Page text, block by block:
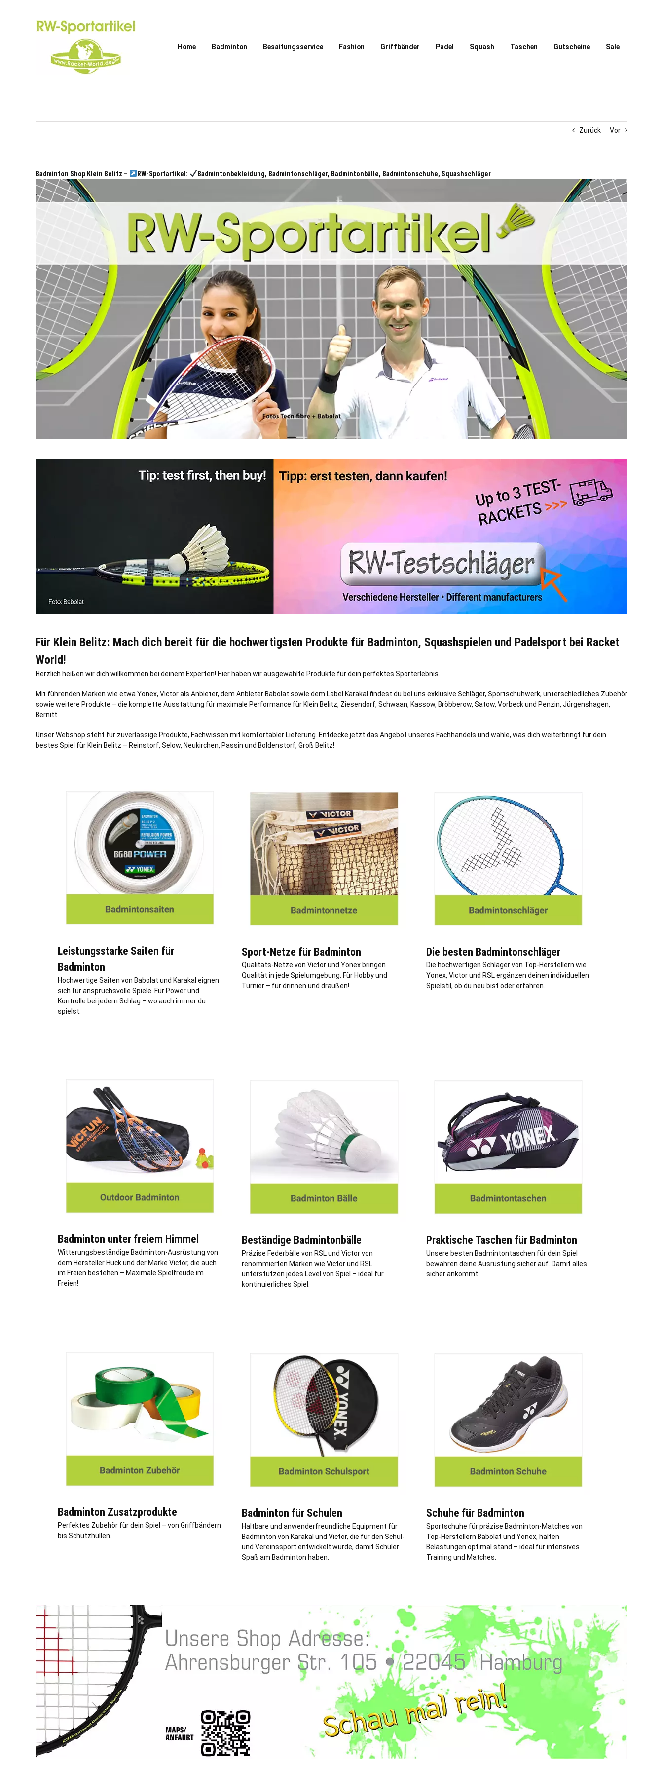
Home Badminton Besaitungsservice Fashion Griffbänder Padel Squash Taschen Gutscheine Sale
Zurück Vor
Badminton Shop Klein Belitz – RW-Sportartikel: Badmintonbekleidung, Badmintonschläger, Badmintonbälle, Badmintonschuhe, Squashschläger
Für Klein Belitz: Mach dich bereit für die hochwertigsten Produkte für Badminton, Squashspielen und Padelsport bei Racket
World!
Herzlich heißen wir dich willkommen bei deinem Experten! Hier haben wir ausgewählte Produkte für dein perfektes Sporterlebnis.
Mit führenden Marken wie etwa Yonex, Victor als Anbieter, dem Anbieter Babolat sowie dem Label Karakal findest du bei uns exklusive Schläger, Sportschuhwerk, unterschiedliches Zubehör
sowie weitere Produkte – die komplette Ausstattung für maximale Performance für Klein Belitz, Ziesendorf, Schwaan, Kassow, Bröbberow, Satow, Vorbeckund Penzin, Jürgenshagen,
Bernitt
Unser Webshop steht für zuverlässige Produkte, Fachwissen mit komfortabler Lieferung. Entdecke jetzt das Angebot unseres Fachhandels und wähle, was dich weiterbringt für dein
bestes Spiel für Klein Belitz – Reinstorf, Selow, Neukirchen, Passin und Boldenstorf, Groß Belitz!
Leistungsstarke Saiten für
Badminton
Hochwertige Saiten von Babolat und Karakal eignen
sich für anspruchsvolle Spiele. Für Power und
Kontrolle bei jedem Schlag – wo auch immer du
spielst.
Sport-Netze für Badminton
Qualitäts-Netze von Victor und Yonex bringen
Qualität in jede Spielumgebung. Für Hobby und
Turnier – für drinnen und draußen!.
Die besten Badmintonschläger
Die hochwertigen Schläger von Top-Herstellern wie
Yonex, Victor und RSL ergänzen deinen individuellen
Spielstil, ob du neu bist oder erfahren.
Badminton unter freiem Himmel
Witterungsbeständige Badminton-Ausrüstung von
dem Hersteller Huck und der Marke Victor, die auch
im Freien bestehen – Maximale Spielfreude im
Freien!
Beständige Badmintonbälle
Präzise Federbälle von RSL und Victor von
renommierten Marken wie Victor und RSL
unterstützen jedes Level von Spiel – ideal für
kontinuierliches Spiel.
Praktische Taschen für Badminton
Unsere besten Badmintontaschen für dein Spiel
bewahren deine Ausrüstung sicher auf. Damit alles
sicher ankommt.
Badminton Zusatzprodukte
Perfektes Zubehör für dein Spiel – von Griffbändern
bis Schutzhüllen.
Badminton für Schulen
Haltbare und anwenderfreundliche Equipment für
Badminton von Karakal und Victor, die für den Schul-
und Vereinssport entwickelt wurde, damit Schüler
Spaß am Badminton haben.
Schuhe für Badminton
Sportschuhe für präzise Badminton-Matches von
Top-Herstellern Babolat und Yonex, halten
Belastungen optimal stand – ideal für intensives
Training und Matches.